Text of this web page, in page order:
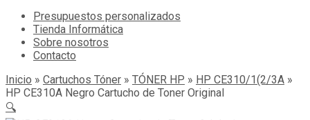
Presupuestos personalizados
Tienda Informática
Sobre nosotros
Contacto
Inicio » Cartuchos Tóner » TÓNER HP » HP CE310/1(2/3A »
HP CE310A Negro Cartucho de Toner Original
🔍